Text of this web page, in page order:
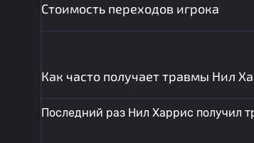
Стоимость переходов игрока
Как часто получает травмы Нил
Последний раз Нил Харрис получил